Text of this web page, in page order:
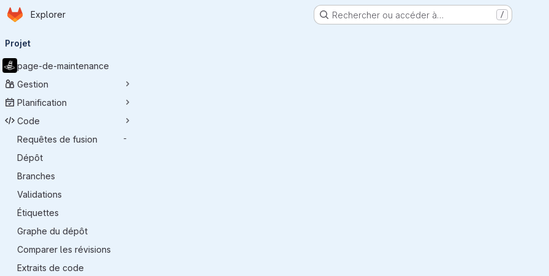
Passer au contenu principal
Page d'accueil
Explorer Rechercher ou accéder à… /
principale
Projet
page-de-maintenance
Gestion
Planification
Code
Requêtes de fusion
-
Dépôt
Branches
Validations
Étiquettes
Graphe du dépôt
Comparer les révisions
Extraits de code